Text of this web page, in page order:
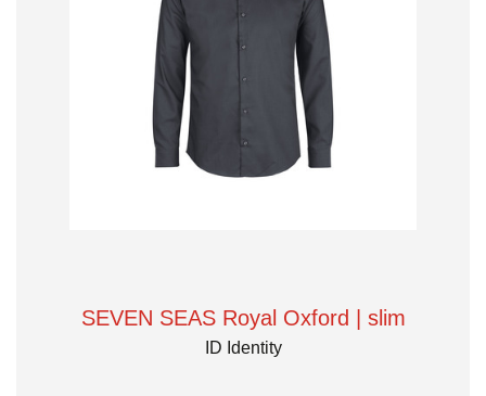
SEVEN SEAS Royal Oxford | slim
ID Identity